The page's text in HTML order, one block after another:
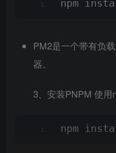
npm
PM2是⼀个带有负
器。
3、安装PNPM 使⽤
npm